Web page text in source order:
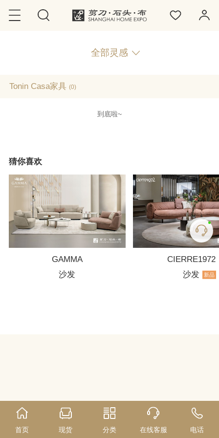
全部灵感
Tonin Casa家具(0)
到底啦~
猜你喜欢
GAMMA
沙发
CIERRE1972
沙发
新品
首页 现货 分类 在线客服 电话